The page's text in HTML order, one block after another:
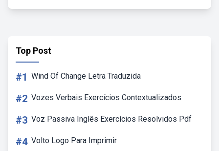
Top Post
#1 Wind Of Change Letra Traduzida
#2 Vozes Verbais Exercícios Contextualizados
#3 Voz Passiva Inglês Exercícios Resolvidos Pdf
#4 Volto Logo Para Imprimir